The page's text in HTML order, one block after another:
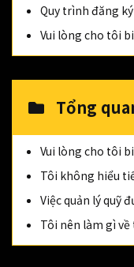
Quy trình đăng
Vui lòng cho tôi
Tổng
Vui lòng cho tôi
Tôi không hiểu
Việc quản lý quỹ
Tôi nên làm gì về